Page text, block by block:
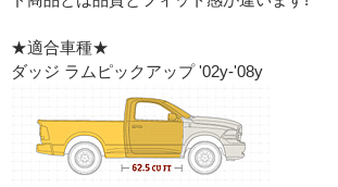
★適合車種★
ダッジ ラムピックアップ '02y-'08y